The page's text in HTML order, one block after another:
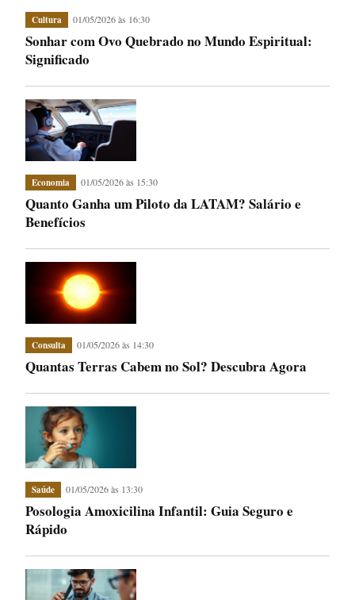
Cultura 01/05/2026 às 16:30
Sonhar com Ovo Quebrado no Mundo Espiritual:
Significado
Economia 01/05/2026 às 15:30
Quanto Ganha um Piloto da LATAM? Salário e
Benefícios
Consulta 01/05/2026 às 14:30
Quantas Terras Cabem no Sol? Descubra Agora
Saúde 01/05/2026 às 13:30
Posologia Amoxicilina Infantil: Guia Seguro e
Rápido